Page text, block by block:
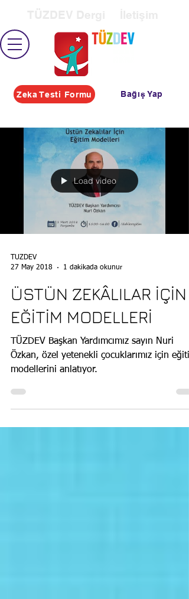
Zeka Testi Formu Bağış Yap
Load video
TÜZDEV
27 May 2018
1 dakikada okunur
ÜSTÜN ZEKÂLILAR İÇİN
EĞİTİM MODELLERİ
TÜZDEV Başkan Yardımcımız sayın Nuri
Özkan, özel yetenekli çocuklarımız için
modellerini anlatıyor.